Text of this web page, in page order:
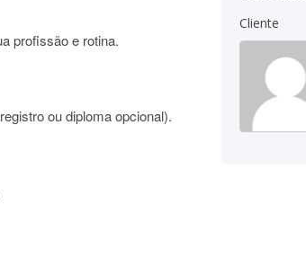
profissão e rotina.
ou diploma opcional).
Cliente